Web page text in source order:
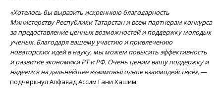
«Хотелось бы выразить искреннюю благодарность
Министерству Республики Татарстан и всем партнерам конкурса
за предоставление ценных возможностей и поддержку молодых
ученых. Благодаря вашему участию и привлечению
новаторских идей в науку, мы можем повысить эффективность
и развитие экономики РТ и РФ. Очень ценим вашу поддержку и
надеемся на дальнейшее взаимовыгодное взаимодействие»,—
подчеркнул Алфаяад Ассим Гани Хашим.